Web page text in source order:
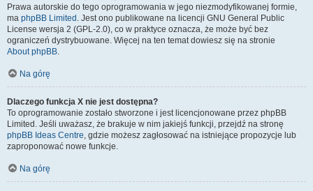
Prawa autorskie do tego oprogramowania w jego niezmodyfikowanej formie,
ma phpBB Limited . Jest ono publikowane na licencji GNU General Public
License wersja 2 (GPL-2.0), co w praktyce oznacza, że może być bez
ograniczeń dystrybuowane. Więcej na ten temat dowiesz się na stronie
About phpBB.
Na górę
Dlaczego funkcja X nie jest dostępna?
To oprogramowanie zostało stworzone i jest licencjonowane przez phpBB
Limited. Jeśli uważasz, że brakuje w nim jakiejś funkcji, przejdź na stronę
phpBB Ideas Centre, gdzie możesz zagłosować na istniejące propozycje lub
zaproponować nowe funkcje.
Na górę